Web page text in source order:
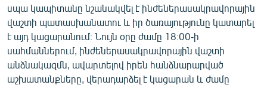
սպա կապիտանը նշանակվել է ինժեներասակրավորային
վաշտի պատասխանատու և իր ծառայությունը կատարել
է այդ կացարանում։ Նույն օրը ժամը 18։00-ի
սահմաններում, ինժեներասակրավորային վաշտի
անձնակազմն, ավարտելով իրեն հանձնարարված
աշխատանքները, վերադարձել է կացարան և ժամը